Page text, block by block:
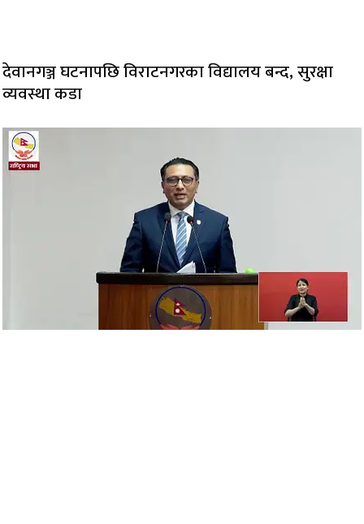
देवानगञ्ज घटनापछि विराटनगरका विद्यालय बन्द, सुरक्षा
व्यवस्था कडा